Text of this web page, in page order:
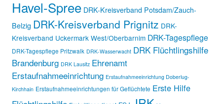
Havel-Spree DRK-Kreisverband Potsdam/Zauch-
Belzig DRK-Kreisverband Prignitz DRK-
Kreisverband Uckermark West/Oberbarnim DRK-Tagespflege
DRK-Tagespflege Pritzwalk DRK-Wasserwacht DRK Flüchtlingshilfe
Brandenburg DRK Lausitz Ehrenamt
Erstaufnahmeeinrichtung Erstaufnahmeeinrichtung Doberlug-
Kirchhain Erstaufnahmeeinrichtungen für Geflüchtete Erste Hilfe